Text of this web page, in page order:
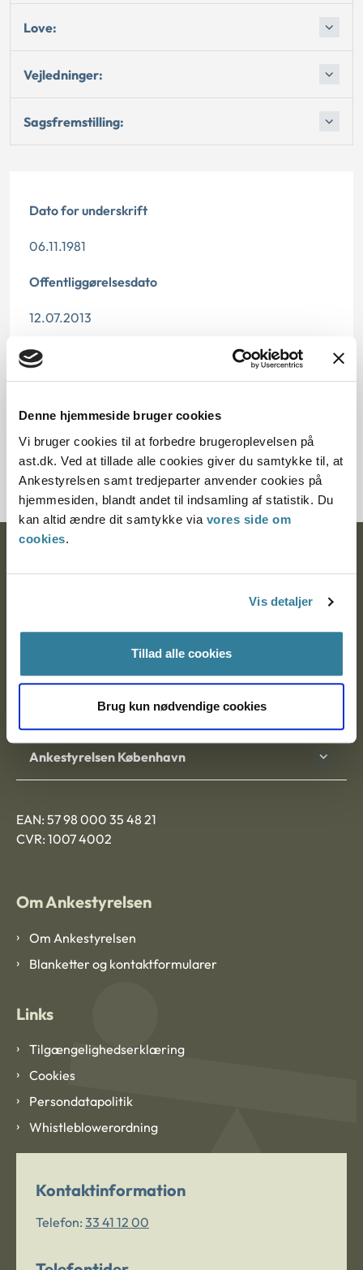
Denne hjemmeside bruger cookies
Vi bruger cookies til at forbedre brugeroplevelsen på
ast.dk. Ved at tillade alle cookies giver du samtykke til, at
Ankestyrelsen samt tredjeparter anvender cookies på
hjemmesiden, blandt andet til indsamling af statistik. Du
kan altid ændre dit samtykke via vores side om
cookies.
Vis detaljer
Tillad alle cookies
Brug kun nødvendige cookies
Love:
Vejledninger:
Sagsfremstilling:
Dato for underskrift
06.11.1981
Offentliggørelsesdato
12.07.2013
Paragraf
410-240
Ankestyrelsen Aalborg
Ankestyrelsen København
EAN: 57 98 000 35 48 21
CVR: 1007 4002
Om Ankestyrelsen
Om Ankestyrelsen
Blanketter og kontaktformularer
Links
Tilgængelighedserklæring
Cookies
Persondatapolitik
Whistleblowerordning
Kontaktinformation
Telefon: 33 41 12 00